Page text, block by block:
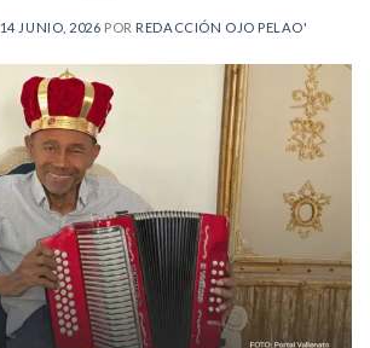
14 JUNIO, 2026 POR REDACCIÓN OJO PELAO'